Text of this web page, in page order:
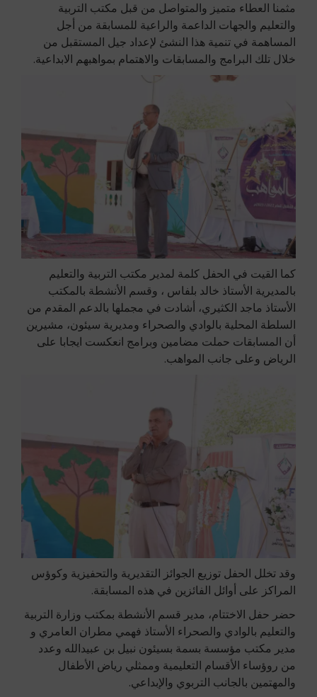
مثمنا العطاء متميز والمتواصل من قبل مكتب التربية
والتعليم والجهات الداعمة والراعية للمسابقة من أجل
المساهمة في تنمية هذا النشئ لإعداد جيل المستقبل من
خلال تلك البرامج والمسابقات والاهتمام بمواهبهم الابداعية.
كما القيت في الحفل كلمة لمدير مكتب التربية والتعليم
بالمديرية الأستاذ خالد بلفاس ، وقسم الأنشطة بالمكتب
الأستاذ ماجد الكثيري، أشادت في مجملها بالدعم المقدم من
السلطة المحلية بالوادي والصحراء ومديرية سيئون، مشيرين
أن المسابقات حملت مضامين وبرامج انعكست ايجابا على
الرياض وعلى جانب المواهب.
وقد تخلل الحفل توزيع الجوائز التقديرية والتحفيزية وكوؤس
المراكز على أوائل الفائزين في هذه المسابقة.
حضر حفل الاختتام، مدير قسم الأنشطة بمكتب وزارة التربية
والتعليم بالوادي والصحراء الأستاذ فهمي مطران العامري و
مدير مكتب مؤسسة بسمة بسيئون نبيل بن عبيدالله وعدد
من روؤساء الأقسام التعليمية وممثلي رياض الأطفال
والمهتمين بالجانب التربوي والإبداعي.